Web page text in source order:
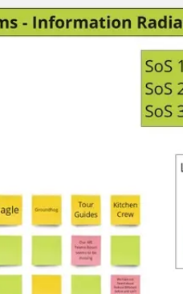
리서치 및 디자인